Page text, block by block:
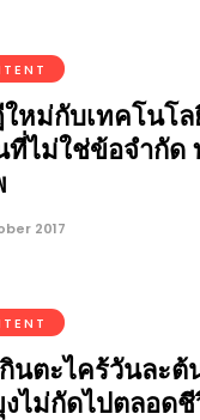
หม่กับเทคโนโล
ที่ไม่ใช่ข้อจำกัด
2017
นตะไคร้วันละ
ไม่กัดไปตลอด